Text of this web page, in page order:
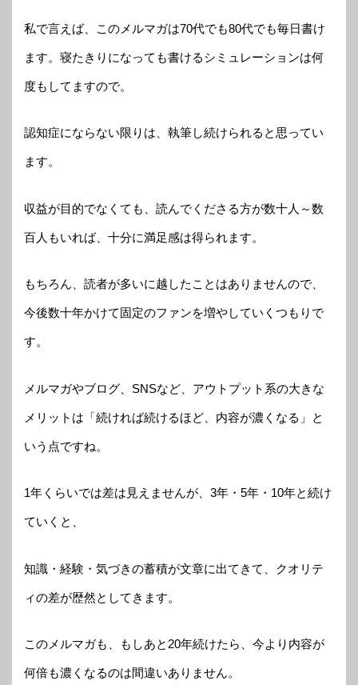
私で言えば、このメルマガは70代でも80代でも毎日書け
ます。寝たきりになっても書けるシミュレーションは何
度もしてますので。
認知症にならない限りは、執筆し続けられると思ってい
ます。
収益が目的でなくても、読んでくださる方が数十人～数
百人もいれば、十分に満足感は得られます。
もちろん、読者が多いに越したことはありませんので、
今後数十年かけて固定のファンを増やしていくつもりで
す。
メルマガやブログ、SNSなど、アウトプット系の大きな
メリットは「続ければ続けるほど、内容が濃くなる」と
いう点ですね。
1年くらいでは差は見えませんが、3年・5年・10年と続け
ていくと、
知識・経験・気づきの蓄積が文章に出てきて、クオリテ
ィの差が歴然としてきます。
このメルマガも、もしあと20年続けたら、今より内容が
何倍も濃くなるのは間違いありません。